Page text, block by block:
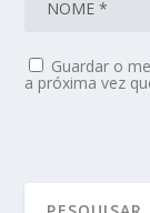
Guardar o
a próxima vez